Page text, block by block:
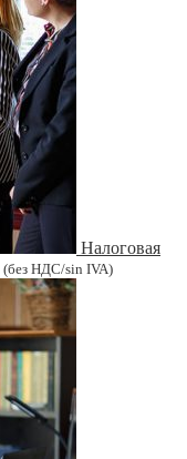
Налоговая
(без НДС/sin IVA)